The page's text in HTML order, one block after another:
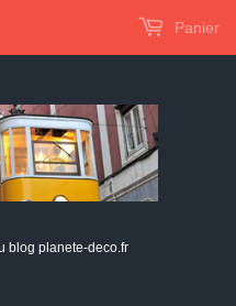
blog planete-deco.fr
Panier